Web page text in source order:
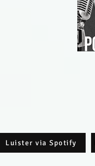
Luister via Spotify